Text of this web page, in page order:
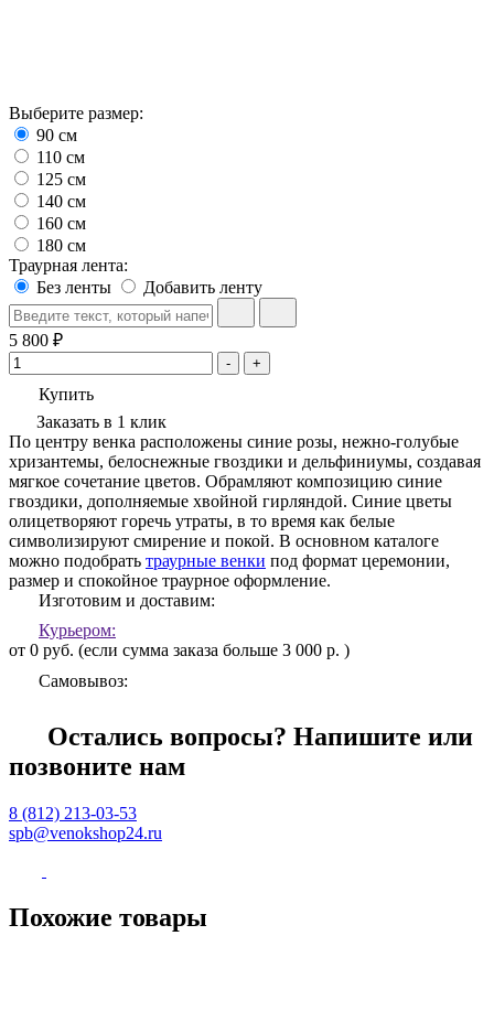
Выберите размер:
90 см
110 см
125 см
140 см
160 см
180 см
Траурная лента:
Без ленты
Добавить ленту
5 800 ₽
- +
Купить
Заказать в 1 клик
По центру венка расположены синие розы, нежно-голубые
хризантемы, белоснежные гвоздики и дельфиниумы, создавая
мягкое сочетание цветов. Обрамляют композицию синие
гвоздики, дополняемые хвойной гирляндой. Синие цветы
олицетворяют горечь утраты, в то время как белые
символизируют смирение и покой. В основном каталоге
можно подобрать траурные венки под формат церемонии,
размер и спокойное траурное оформление.
Изготовим и доставим:
Курьером:
от 0 руб. (если сумма заказа больше 3 000 р. )
Самовывоз:
Остались вопросы? Напишите или
позвоните нам
8 (812) 213-03-53
spb@venokshop24.ru
Похожие товары